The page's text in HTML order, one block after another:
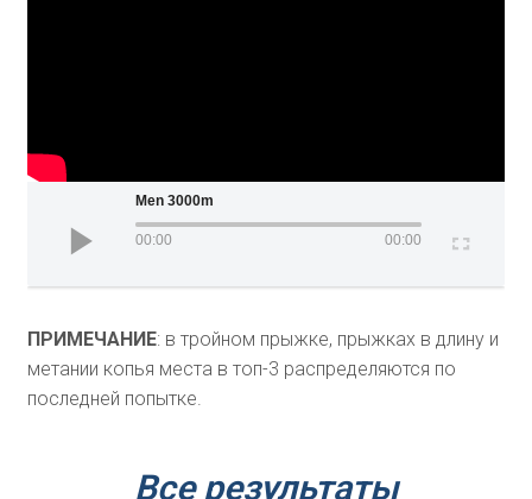
Men 3000m
00:00 00:00
ПРИМЕЧАНИЕ: в тройном прыжке, прыжках в длину и
метании копья места в топ-3 распределяются по
последней попытке.
Все результаты